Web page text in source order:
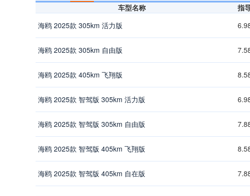
车型名称 指
海鸥 2025款 305km 活力版
海鸥 2025款 305km 自由版
海鸥 2025款 405km 飞翔版
海鸥 2025款 智驾版 305km 活力版
海鸥 2025款 智驾版 305km 自由版
海鸥 2025款 智驾版 405km 飞翔版
海鸥 2025款 智驾版 405km 自在版